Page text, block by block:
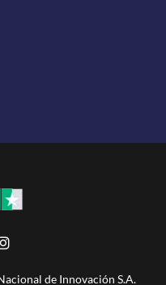
de Innovación S.A.